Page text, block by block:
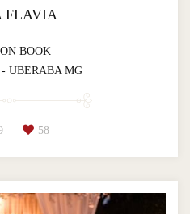
FLAVIA
BOOK
UBERABA MG
58